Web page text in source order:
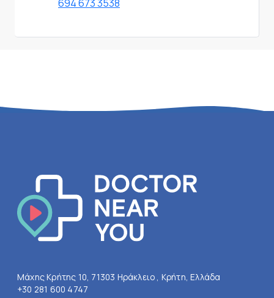
694 673 3538
Μάχης Κρήτης 10, 71303 Ηράκλειο , Κρήτη, Ελλάδα
+30 281 600 4747